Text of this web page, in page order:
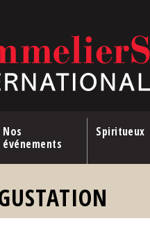
Nos
événements
Spiritueux